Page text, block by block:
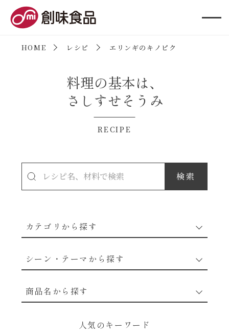
HOME レシピ エリンギのキノピク
料理の基本は、
さしすせそうみ
RECIPE
カテゴリから探す
シーン・テーマから探す
商品名から探す
人気のキーワード